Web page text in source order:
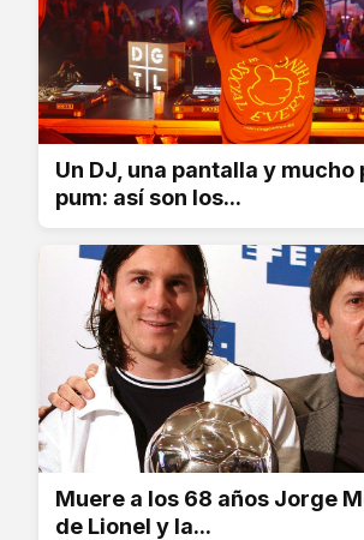
Un DJ, una pantalla y mucho
pum: así son los...
Muere a los 68 años Jorge
de Lionel y la...